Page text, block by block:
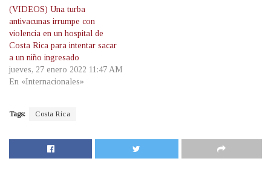
(VIDEOS) Una turba
antivacunas irrumpe con
violencia en un hospital de
Costa Rica para intentar sacar
a un niño ingresado
jueves, 27 enero 2022 11:47 AM
En «Internacionales»
Tags: Costa Rica